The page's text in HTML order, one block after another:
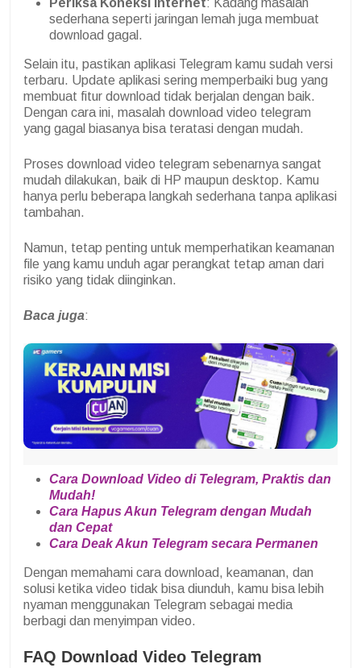
Periksa Koneksi Internet: Kadang masalah
sederhana seperti jaringan lemah juga membuat
download gagal.
Selain itu, pastikan aplikasi Telegram kamu sudah versi
terbaru. Update aplikasi sering memperbaiki bug yang
membuat fitur download tidak berjalan dengan baik.
Dengan cara ini, masalah download video telegram
yang gagal biasanya bisa teratasi dengan mudah.
Proses download video telegram sebenarnya sangat
mudah dilakukan, baik di HP maupun desktop. Kamu
hanya perlu beberapa langkah sederhana tanpa aplikasi
tambahan.
Namun, tetap penting untuk memperhatikan keamanan
file yang kamu unduh agar perangkat tetap aman dari
risiko yang tidak diinginkan.
Baca juga:
Cara Download Video di Telegram, Praktis dan
Mudah!
Cara Hapus Akun Telegram dengan Mudah
dan Cepat
Cara Deak Akun Telegram secara Permanen
Dengan memahami cara download, keamanan, dan
solusi ketika video tidak bisa diunduh, kamu bisa lebih
nyaman menggunakan Telegram sebagai media
berbagi dan menyimpan video.
FAQ Download Video Telegram